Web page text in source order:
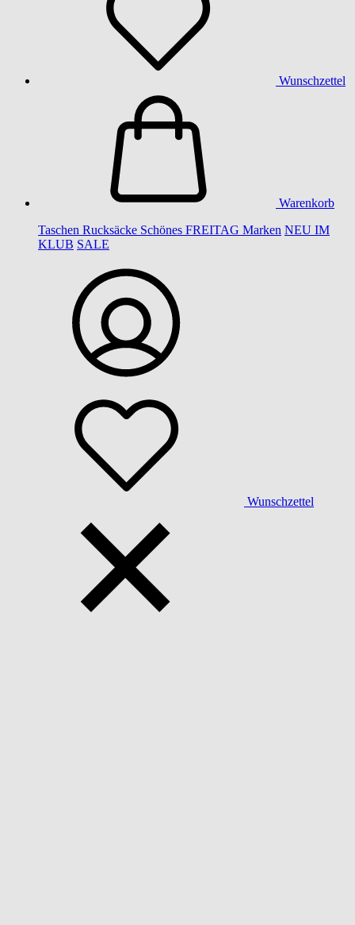
Wunschzettel
Warenkorb
Taschen Rucksäcke Schönes FREITAG Marken NEU IM
KLUB SALE
Wunschzettel